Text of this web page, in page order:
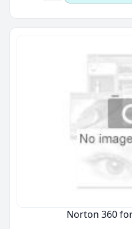
Norton 360